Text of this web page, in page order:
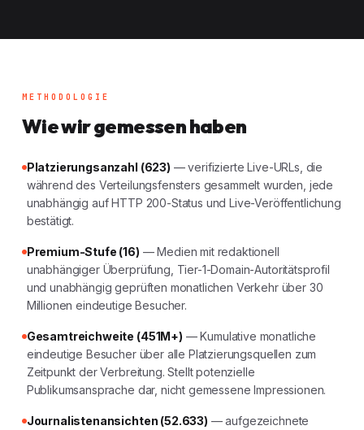
METHODOLOGIE
Wie wir gemessen haben
Platzierungsanzahl (623) — verifizierte Live-URLs, die
während des Verteilungsfensters gesammelt wurden, jede
unabhängig auf HTTP 200-Status und Live-Veröffentlichung
bestätigt.
Premium-Stufe (16) — Medien mit redaktionell
unabhängiger Überprüfung, Tier-1-Domain-Autoritätsprofil
und unabhängig geprüften monatlichen Verkehr über 30
Millionen eindeutige Besucher.
Gesamtreichweite (451M+) — Kumulative monatliche
eindeutige Besucher über alle Platzierungsquellen zum
Zeitpunkt der Verbreitung. Stellt potenzielle
Publikumsansprache dar, nicht gemessene Impressionen.
Journalistenansichten (52.633) — aufgezeichnete